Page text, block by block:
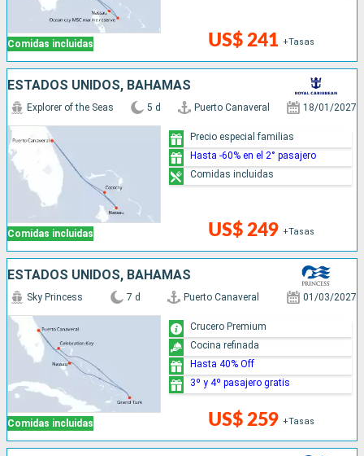
Comidas incluidas US$ 241 +Tasas
ESTADOS UNIDOS, BAHAMAS
Comidas incluidas
Explorer of the Seas 5 d Puerto Canaveral 18/01/2027
US$ 249 +Tasas
Precio especial familias
Hasta -60% en el 2° pasajero
Comidas incluidas
ESTADOS UNIDOS, BAHAMAS
Comidas incluidas
Sky Princess 7 d Puerto Canaveral 01/03/2027
US$ 259 +Tasas
Crucero Premium
Cocina refinada
Hasta 40% Off
3º y 4º pasajero gratis